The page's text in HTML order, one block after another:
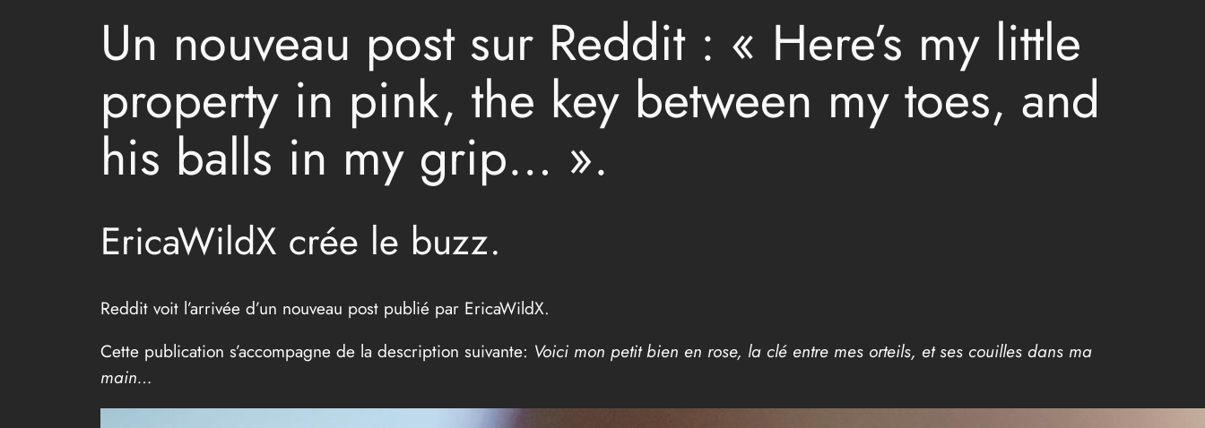
Un nouveau post sur Reddit : « Here’s my little
property in pink, the key between my toes, and
his balls in my grip… ».
EricaWildX crée le buzz.
Reddit voit l’arrivée d’un nouveau post publié par EricaWildX.
Cette publication s’accompagne de la description suivante: Voici mon petit bien en rose, la clé entre mes orteils, et ses couilles dans ma
main…